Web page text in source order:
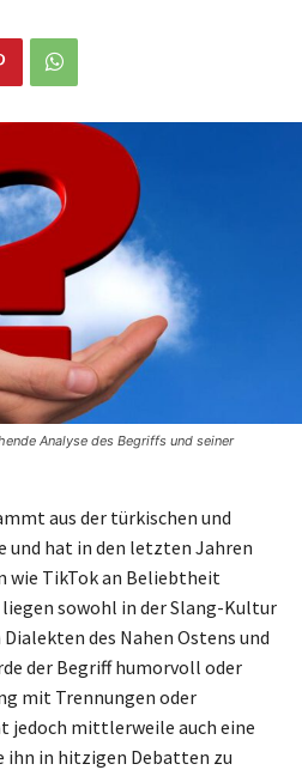
Analyse des Begriffs und seiner
aus der türkischen und
und hat in den letzten Jahren
TikTok an Beliebtheit
sowohl in der Slang-Kultur
des Nahen Ostens und
der Begriff humorvoll oder
mit Trennungen oder
jedoch mittlerweile auch eine
in hitzigen Debatten zu